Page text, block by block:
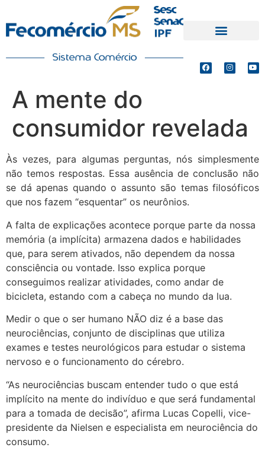
A mente do
consumidor revelada
Às vezes, para algumas perguntas, nós simplesmente
não temos respostas. Essa ausência de conclusão não
se dá apenas quando o assunto são temas filosóficos
que nos fazem “esquentar” os neurônios.
A falta de explicações acontece porque parte da nossa
memória (a implícita) armazena dados e habilidades
que, para serem ativados, não dependem da nossa
consciência ou vontade. Isso explica porque
conseguimos realizar atividades, como andar de
bicicleta, estando com a cabeça no mundo da lua.
Medir o que o ser humano NÃO diz é a base das
neurociências, conjunto de disciplinas que utiliza
exames e testes neurológicos para estudar o sistema
nervoso e o funcionamento do cérebro.
“As neurociências buscam entender tudo o que está
implícito na mente do indivíduo e que será fundamental
para a tomada de decisão”, afirma Lucas Copelli, vice-
presidente da Nielsen e especialista em neurociência do
consumo.